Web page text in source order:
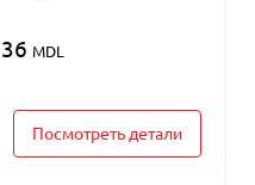
36 MDL
Посмотреть детали